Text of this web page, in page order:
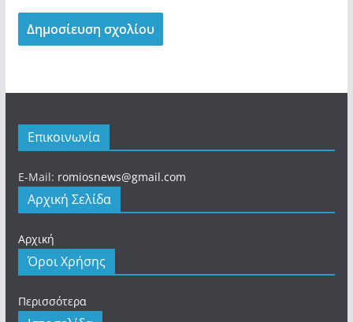
Επικοινωνία
E-Mail: romiosnews@gmail.com
Αρχική Σελίδα
Αρχική
Όροι Χρήσης
Περισσότερα